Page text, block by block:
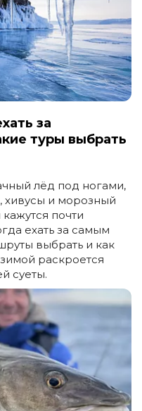
за
туры выбрать
лёд под ногами,
хивусы и морозный
почти
ехать за самым
выбрать и как
раскроется
суеты.